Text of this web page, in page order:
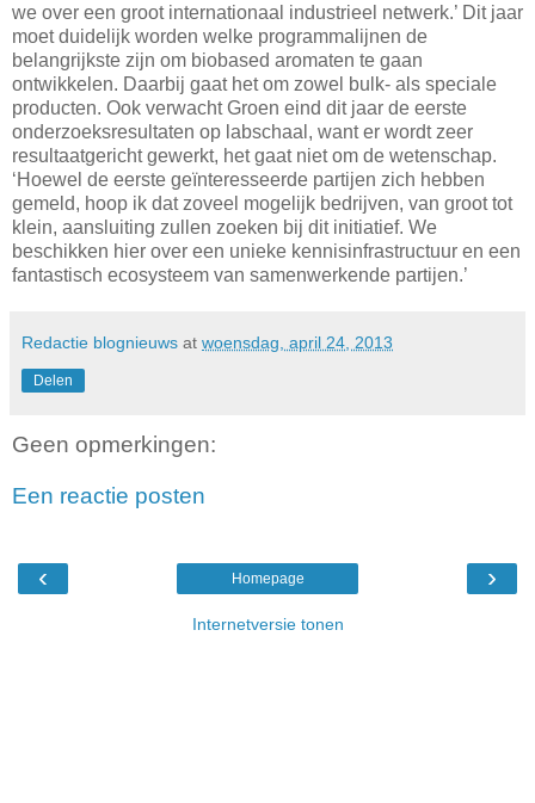
we over een groot internationaal industrieel netwerk.’ Dit jaar
moet duidelijk worden welke programmalijnen de
belangrijkste zijn om biobased aromaten te gaan
ontwikkelen. Daarbij gaat het om zowel bulk- als speciale
producten. Ook verwacht Groen eind dit jaar de eerste
onderzoeksresultaten op labschaal, want er wordt zeer
resultaatgericht gewerkt, het gaat niet om de wetenschap.
‘Hoewel de eerste geïnteresseerde partijen zich hebben
gemeld, hoop ik dat zoveel mogelijk bedrijven, van groot tot
klein, aansluiting zullen zoeken bij dit initiatief. We
beschikken hier over een unieke kennisinfrastructuur en een
fantastisch ecosysteem van samenwerkende partijen.’
Redactie blognieuws at woensdag, april 24, 2013
Delen
Geen opmerkingen:
Een reactie posten
‹ ›
Homepage
Internetversie tonen